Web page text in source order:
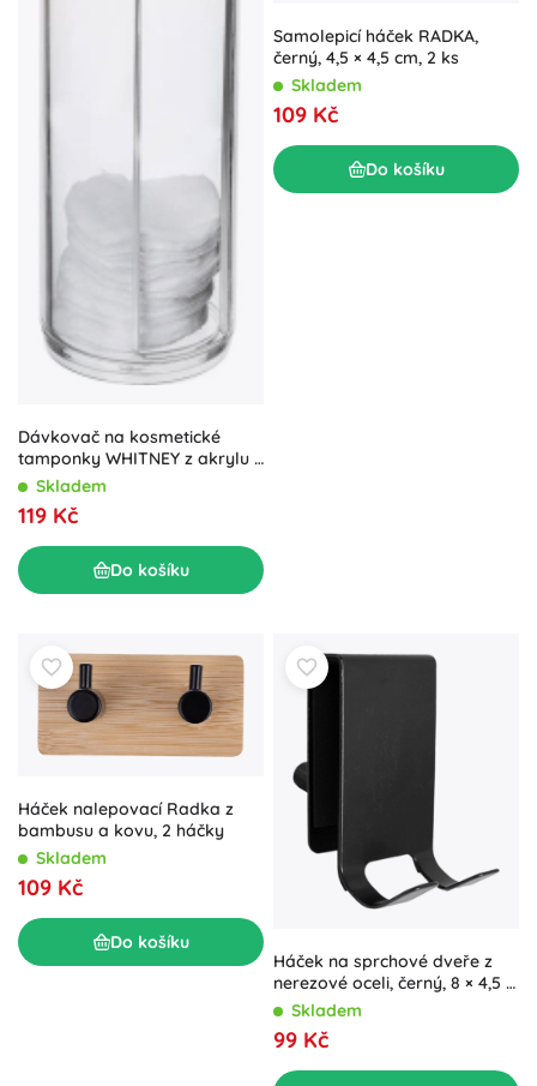
Dávkovač na kosmetické
tamponky WHITNEY z akrylu s
bambusovým víčkem
Skladem
119 Kč
Do košíku
Samolepicí háček RADKA,
černý, 4,5 × 4,5 cm, 2 ks
Skladem
109 Kč
Do košíku
Háček nalepovací Radka z
bambusu a kovu, 2 háčky
Skladem
109 Kč
Do košíku
Háček na sprchové dveře z
nerezové oceli, černý, 8 × 4,5 ×
1,5 cm
Skladem
99 Kč